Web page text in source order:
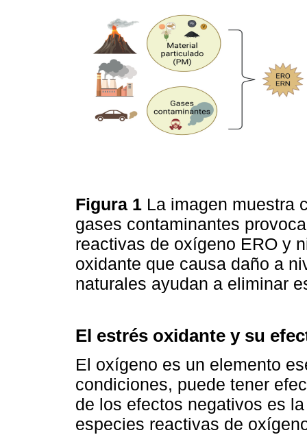
Figura 1 La imagen muestra
gases contaminantes
reactivas de oxígeno ERO y
oxidante que causa daño a
naturales ayudan a eliminar
El estrés oxidante y su
El oxígeno es un elemento
condiciones, puede tener
de los efectos negativos es
especies reactivas de